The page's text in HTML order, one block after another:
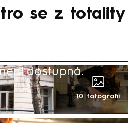
se z totality
dostupná.
10 fotografií